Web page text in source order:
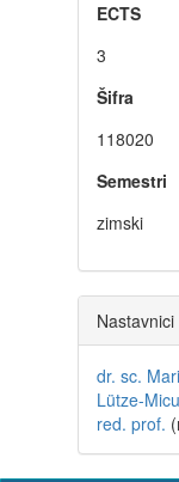
ECTS
3
Šifra
118020
Semestri
zimski
Nastavnici
dr. sc.
Lütze-
red. prof.